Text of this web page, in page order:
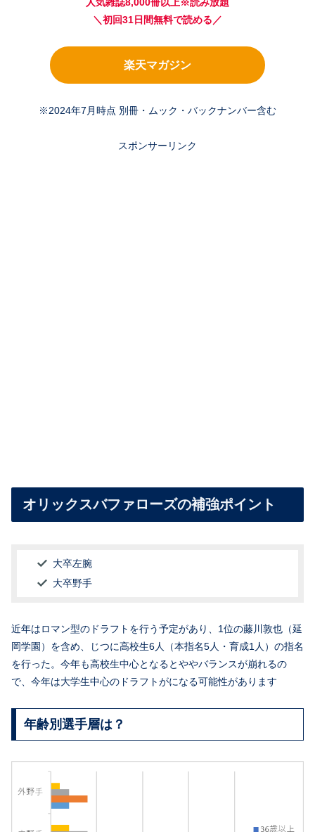
人気雑誌8,000冊以上※読み放題
＼初回31日間無料で読める／
楽天マガジン
※2024年7月時点 別冊・ムック・バックナンバー含む
スポンサーリンク
オリックスバファローズの補強ポイント
大卒左腕
大卒野手
近年はロマン型のドラフトを行う予定があり、1位の藤川敦也（延
岡学園）を含め、じつに高校生6人（本指名5人・育成1人）の指名
を行った。今年も高校生中心となるとややバランスが崩れるの
で、今年は大学生中心のドラフトがになる可能性があります
年齢別選手層は？